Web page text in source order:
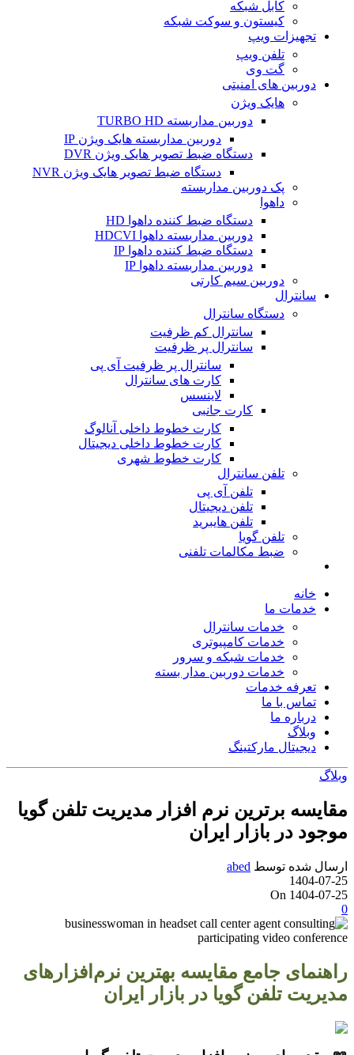
کابل شبکه
کیستون و سوکت شبکه
تجهیزات ویپ
تلفن ویپ
گت وی
دوربین های امنیتی
هایک ویژن
دوربین مداربسته TURBO HD
دوربین مداربسته هایک ویژن IP
دستگاه ضبط تصویر هایک ویژن DVR
دستگاه ضبط تصویر هایک ویژن NVR
پک دوربین مداربسته
داهوا
دستگاه ضبط کننده داهوا HD
دوربین مداربسته داهوا HDCVI
دستگاه ضبط کننده داهوا IP
دوربین مداربسته داهوا IP
دوربین سیم کارتی
سانترال
دستگاه سانترال
سانترال کم ظرفیت
سانترال پر ظرفیت
سانترال پر ظرفیت آی پی
کارت های سانترال
لاینسس
کارت جانبی
کارت خطوط داخلی آنالوگ
کارت خطوط داخلی دیجیتال
کارت خطوط شهری
تلفن سانترال
تلفن آی پی
تلفن دیجیتال
تلفن هایبرید
تلفن گویا
ضبط مکالمات تلفنی
خانه
خدمات ما
خدمات سانترال
خدمات کامپیوتری
خدمات شبکه و سرور
خدمات دوربین مدار بسته
تعرفه خدمات
تماس با ما
درباره ما
وبلاگ
دیجیتال مارکتینگ
وبلاگ
مقایسه برترین نرم افزار مدیریت تلفن گویا
موجود در بازار ایران
ارسال شده توسط abed
1404-07-25
On 1404-07-25
0
راهنمای جامع مقایسه بهترین نرم‌افزارهای
مدیریت تلفن گویا در بازار ایران